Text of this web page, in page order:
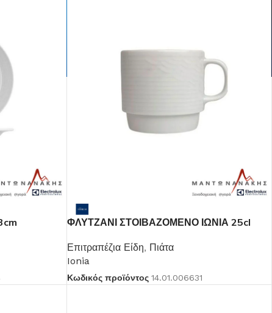
ΦΛΥΤΖΑΝΙ ΣΤΟΙΒΑΖΟΜΕΝΟ ΙΩΝΙΑ 25cl
Επιτραπέζια Είδη, Πιάτα
Ionia
Κωδικός προϊόντος14.01.006631